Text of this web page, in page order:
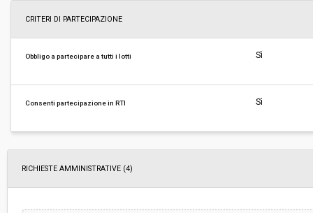
Data pubblicazione:
Svolgimento:
CRITERI DI PARTECIPAZIONE
Obbligo a partecipare a tutti i lotti Sì
Consenti partecipazione in RTI Sì
RICHIESTE AMMINISTRATIVE (4)